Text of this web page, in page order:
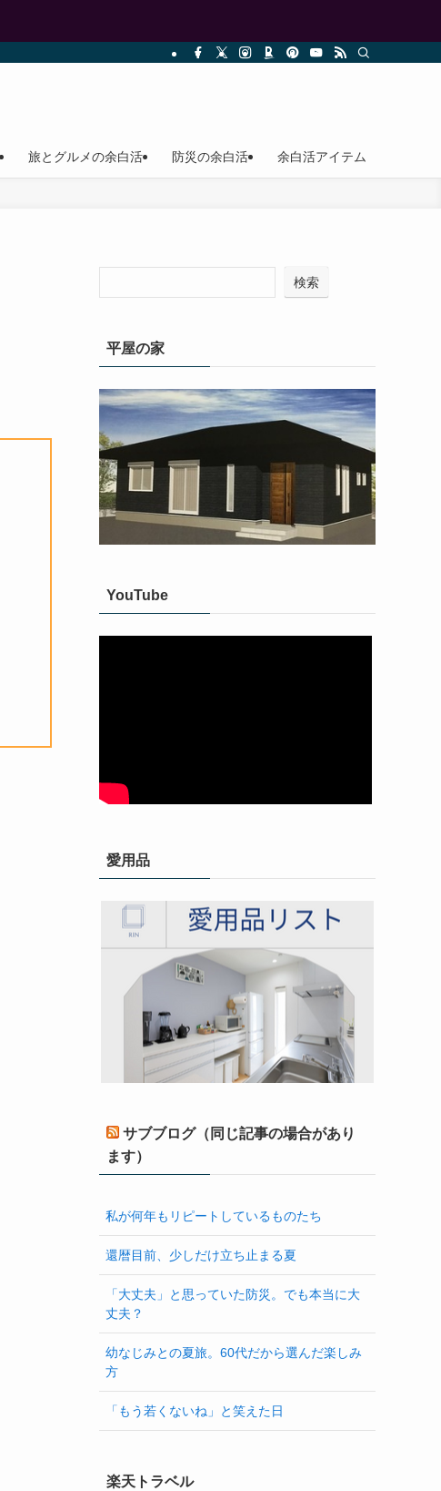
旅とグルメの余白活 防災の余白活 余白活アイテム
検索
平屋の家
YouTube
愛用品
サブブログ（同じ記事の場合があり
ます）
私が何年もリピートしているものたち
還暦目前、少しだけ立ち止まる夏
「大丈夫」と思っていた防災。でも本当に大
丈夫？
幼なじみとの夏旅。60代だから選んだ楽しみ
方
「もう若くないね」と笑えた日
楽天トラベル